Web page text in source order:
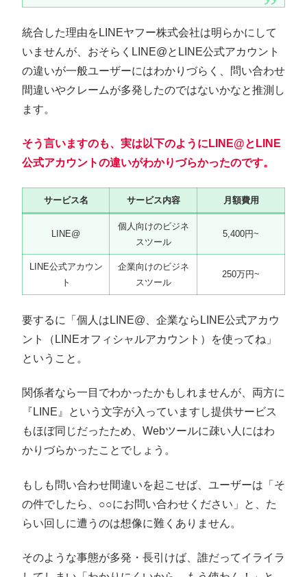
統合した理由をLINEヤフー株式会社は明らかにして
いませんが、おそらくLINE@とLINE公式アカウント
の違いが一般ユーザーにはわかりづらく、問い合わせ
間違いやクレームが多発したのではないかなと推測し
ます。
そう言いますのも、実は以下のようにLINE@とLINE
公式アカウントの違いがわかりづらかったのです。
サービス名 サービス内容 月額費用
LINE@
個人向けのビジネ
スツール
5,400円~
LINE公式アカウン
ト
企業向けのビジネ
スツール
250万円~
要するに「個人はLINE@、企業ならLINE公式アカウ
ント（LINEオフィシャルアカウント）を使ってね」
ということ。
関係者なら一目でわかったかもしれませんが、両方に
『LINE』という文字が入っていますし提供サービス
もほぼ同じだったため、Webツールに疎い人にはわ
かりづらかったことでしょう。
もしも問い合わせ間違いを起こせば、ユーザーは「そ
の件でしたら、○○にお問い合わせください」と、た
らい回しに遭うのは想像に難くありません。
そのような事態が多発・長引けば、誰だってイライラ